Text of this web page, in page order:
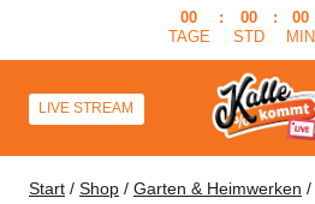
00
TAGE
:
00
STD
:
00
MIN
LIVE STREAM
Start / Shop / Garten & Heimwerken /